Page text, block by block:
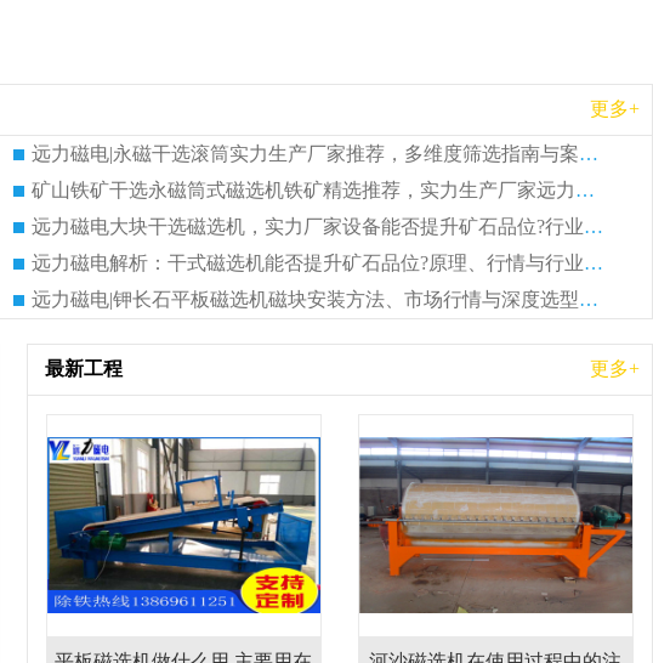
更多+
远力磁电|永磁干选滚筒实力生产厂家推荐，多维度筛选指南与案例分析
矿山铁矿干选永磁筒式磁选机铁矿精选推荐，实力生产厂家远力磁电现场案例分享
远力磁电大块干选磁选机，实力厂家设备能否提升矿石品位?行业趋势、厂家调研全解析
远力磁电解析：干式磁选机能否提升矿石品位?原理、行情与行业发展全景
远力磁电|钾长石平板磁选机磁块安装方法、市场行情与深度选型全解析
场案例分享
最新工程 更多+